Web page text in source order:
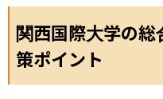
関西国際大学の
策ポイント